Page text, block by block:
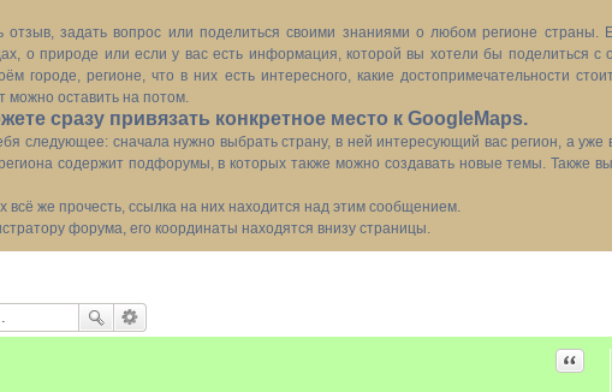
задать вопрос или поделиться своими знаниями о любом регионе страны.
о природе или если у вас есть информация, которой вы хотели бы поделиться
городе, регионе, что в них есть интересного, какие достопримечательности
можно оставить на потом.
сразу привязать конкретное место к GoogleMaps.
следующее: сначала нужно выбрать страну, в ней интересующий вас регион, а
содержит подфорумы, в которых также можно создавать новые темы. Также
всё же прочесть, ссылка на них находится над этим сообщением.
форума, его координаты находятся внизу страницы.
Цитата